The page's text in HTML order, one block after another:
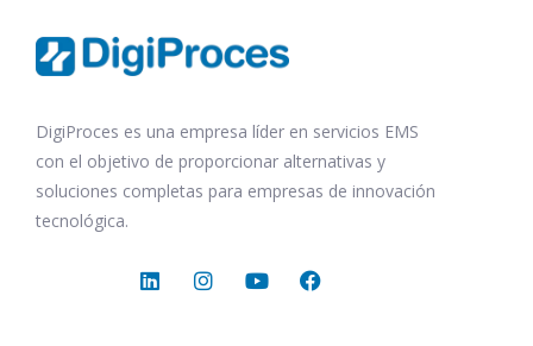
DigiProces es una empresa líder en servicios EMS
con el objetivo de proporcionar alternativas y
soluciones completas para empresas de innovación
tecnológica.